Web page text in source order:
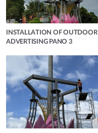
INSTALLATION OF OUTDOOR
ADVERTISING PANO 3